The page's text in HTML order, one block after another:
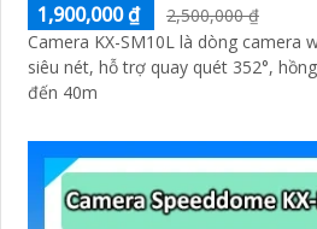
1,900,000 ₫
2,500,000 ₫
Camera KX-SM10L là dòng camera
siêu nét, hỗ trợ quay quét 352°,
đến 40m